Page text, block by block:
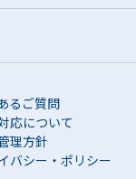
るご質問
応について
理方針
バシー・ポリシー